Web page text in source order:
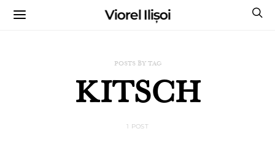
Viorel Ilișoi
POSTS BY TAG
KITSCH
1 POST
CUMPĂRĂ CĂRȚILE MELE CU AUTOGRAF